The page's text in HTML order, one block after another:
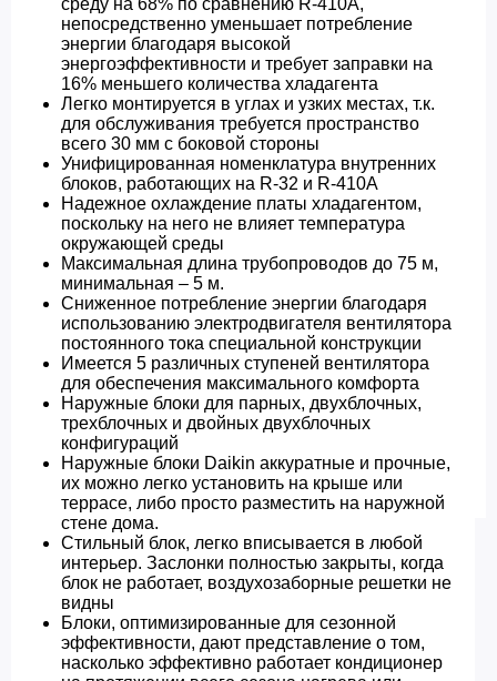
среду на 68% по сравнению R-410A,
непосредственно уменьшает потребление
энергии благодаря высокой
энергоэффективности и требует заправки на
16% меньшего количества хладагента
Легко монтируется в углах и узких местах, т.к.
для обслуживания требуется пространство
всего 30 мм с боковой стороны
Унифицированная номенклатура внутренних
блоков, работающих на R-32 и R-410A
Надежное охлаждение платы хладагентом,
поскольку на него не влияет температура
окружающей среды
Максимальная длина трубопроводов до 75 м,
минимальная – 5 м.
Сниженное потребление энергии благодаря
использованию электродвигателя вентилятора
постоянного тока специальной конструкции
Имеется 5 различных ступеней вентилятора
для обеспечения максимального комфорта
Наружные блоки для парных, двухблочных,
трехблочных и двойных двухблочных
конфигураций
Наружные блоки Daikin аккуратные и прочные,
их можно легко установить на крыше или
террасе, либо просто разместить на наружной
стене дома.
Стильный блок, легко вписывается в любой
интерьер. Заслонки полностью закрыты, когда
блок не работает, воздухозаборные решетки не
видны
Блоки, оптимизированные для сезонной
эффективности, дают представление о том,
насколько эффективно работает кондиционер